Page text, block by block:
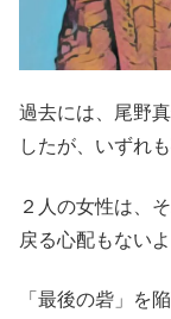
過去には、尾野
したが、いずれも
２人の女性は、
戻る心配もない
「最後の砦」を